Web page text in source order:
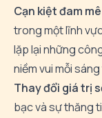
Cạn kiệt đam
trong một lĩnh
lặp lại những
niềm vui mỗi
Thay đổi giá trị
bạc và sự thăng